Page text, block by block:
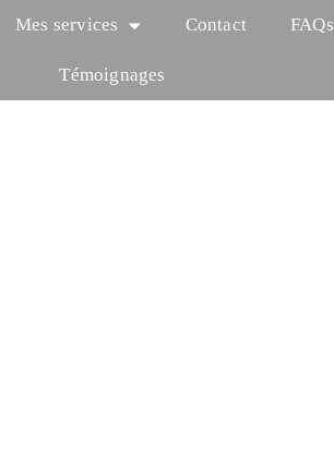
Mes services Contact FAQs
Témoignages